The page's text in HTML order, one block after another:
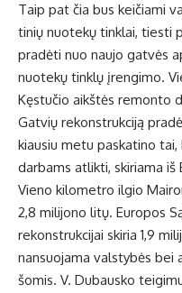
Taip pat čia bus kei­čia­mi
ti­nių nuo­te­kų tin­klai, ties­ti
pra­dė­ti nuo nau­jo gat­vės
nuo­te­kų tin­klų įren­gi­mo.
Kęs­tu­čio aikš­tės re­mon­to
Gat­vių re­konst­ruk­ci­ją
kiau­siu me­tu pa­ska­ti­no
dar­bams at­lik­ti, ski­ria­ma iš
Vie­no ki­lo­met­ro il­gio
2,8 mi­li­jo­no li­tų. Eu­ro­pos
re­konst­ruk­ci­jai ski­ria 1,9
nan­suo­ja­ma vals­ty­bės
šo­mis. V. Du­baus­ko